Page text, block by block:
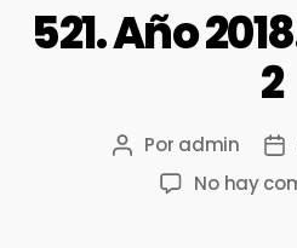
521. Año
2
Por admin
No hay